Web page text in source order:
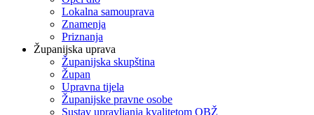
Lokalna samouprava
Znamenja
Priznanja
Županijska uprava
Županijska skupština
Župan
Upravna tijela
Županijske pravne osobe
Sustav upravljanja kvalitetom OBŽ